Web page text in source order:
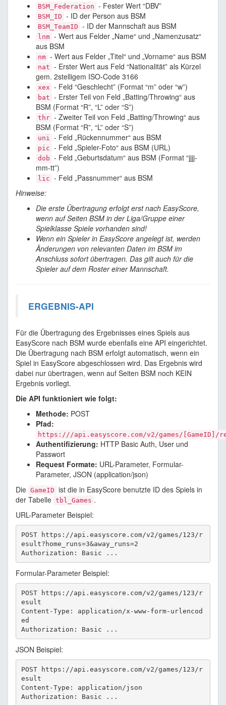
BSM_Federation - Fester Wert “DBV”
BSM_ID - ID der Person aus BSM
BSM_TeamID - ID der Mannschaft aus BSM
lnm - Wert aus Felder „Name“ und „Namenzusatz“
aus BSM
nm - Wert aus Felder „Titel“ und „Vorname“ aus BSM
nat - Erster Wert aus Feld “Nationalität” als Kürzel
gem. 2stelligem ISO-Code 3166
xex - Feld “Geschlecht” (Format “m” oder “w”)
bat - Erster Teil von Feld „Batting/Throwing“ aus
BSM (Format “R”, “L” oder “S”)
thr - Zweiter Teil von Feld „Batting/Throwing“ aus
BSM (Format “R”, “L” oder “S”)
uni - Feld „Rückennummer“ aus BSM
pic - Feld „Spieler-Foto“ aus BSM (URL)
dob - Feld „Geburtsdatum“ aus BSM (Format “jjjj-
mm-tt”)
lic - Feld „Passnummer“ aus BSM
Hinweise:
Die erste Übertragung erfolgt erst nach EasyScore,
wenn auf Seiten BSM in der Liga/Gruppe einer
Spielklasse Spiele vorhanden sind!
Wenn ein Spieler in EasyScore angelegt ist, werden
Änderungen von relevanten Daten im BSM im
Anschluss sofort übertragen. Das gilt auch für die
Spieler auf dem Roster einer Mannschaft.
ERGEBNIS-API
Für die Übertragung des Ergebnisses eines Spiels aus
EasyScore nach BSM wurde ebenfalls eine API eingerichtet.
Die Übertragung nach BSM erfolgt automatisch, wenn ein
Spiel in EasyScore abgeschlossen wird. Das Ergebnis wird
dabei nur übertragen, wenn auf Seiten BSM noch KEIN
Ergebnis vorliegt.
Die API funktioniert wie folgt:
Methode: POST
Pfad:
https:///api.easyscore.com/v2/games/[GameID]/
Authentifizierung: HTTP Basic Auth, User und
Passwort
Request Formate: URL-Parameter, Formular-
Parameter, JSON (application/json)
Die GameID ist die in EasyScore benutzte ID des Spiels in
der Tabelle tbl_Games .
URL-Parameter Beispiel:
POST https://api.easyscore.com/v2/games/123/r
esult?home_runs=3&away_runs=2
Formular-Parameter Beispiel:
POST https://api.easyscore.com/v2/games/123/r
esult
Content-Type: application/x-www-form-urlencod
ed
JSON Beispiel:
POST https://api.easyscore.com/v2/games/123/r
esult
Content-Type: application/json
Authorization: Basic ...